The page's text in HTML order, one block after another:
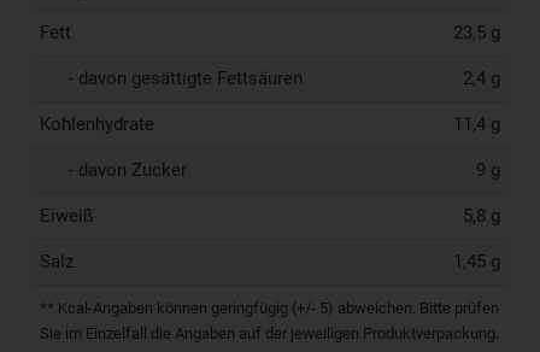
Fett 23,5 g
- davon gesättigte Fettsäuren 2,4 g
Kohlenhydrate 11,4 g
- davon Zucker 9 g
Eiweiß 5,8 g
Salz 1,45 g
** Kcal-Angaben können geringfügig (+/- 5) abweichen. Bitte prüfen
Sie im Einzelfall die Angaben auf der jeweiligen Produktverpackung.